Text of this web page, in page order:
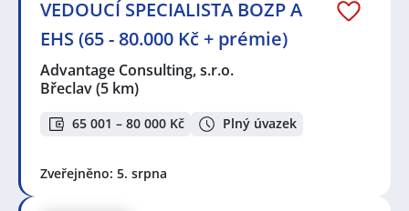
VEDOUCÍ SPECIALISTA BOZP A
EHS (65 - 80.000 Kč + prémie)
Advantage Consulting, s.r.o.
Břeclav(5 km)
65 001 – 80 000 Kč Plný úvazek
Zveřejněno: 5. srpna